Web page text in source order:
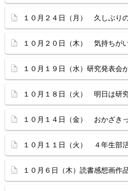
１０月２４日（月） 久しぶり
１０月２０日（木） 気持ちが
１０月１９日（水）研究発表会
１０月１８日（火） 明日は研
１０月１４日（金） おかざき
１０月１１日（火） ４年生部
１０月６日（木）読書感想画作